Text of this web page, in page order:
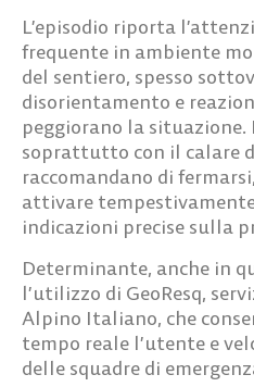
L’episodio riporta
frequente in ambiente
del sentiero, spesso
disorientamento e
peggiorano la situazione.
soprattutto con il calare
raccomandano di
attivare
indicazioni precise sulla
Determinante, anche in
l’utilizzo di GeoResq,
Alpino Italiano, che
tempo reale l’utente e
delle squadre di